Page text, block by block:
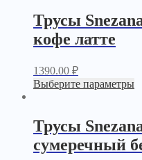
Трусы
кофе латте
1390.00 ₽
Выберите параметры
Трусы
сумеречный